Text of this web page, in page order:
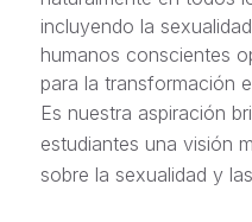
incluyendo la
humanos conscientes
para la transformación
Es nuestra aspiración
estudiantes una visión
sobre la sexualidad y